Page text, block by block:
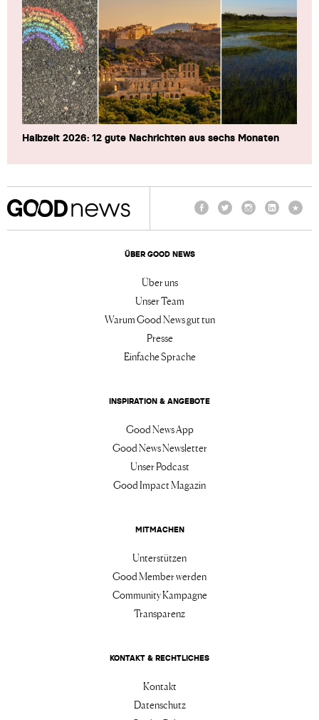
Halbzeit 2026: 12 gute Nachrichten aus sechs Monaten
ÜBER GOOD NEWS
Über uns
Unser Team
Warum Good News gut tun
Presse
Einfache Sprache
INSPIRATION & ANGEBOTE
Good News App
Good News Newsletter
Unser Podcast
Good Impact Magazin
MITMACHEN
Unterstützen
Good Member werden
Community Kampagne
Transparenz
KONTAKT & RECHTLICHES
Kontakt
Datenschutz